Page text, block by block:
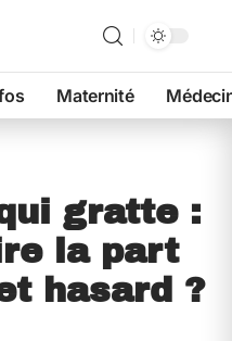
Maternité
gratte :
la part
hasard ?